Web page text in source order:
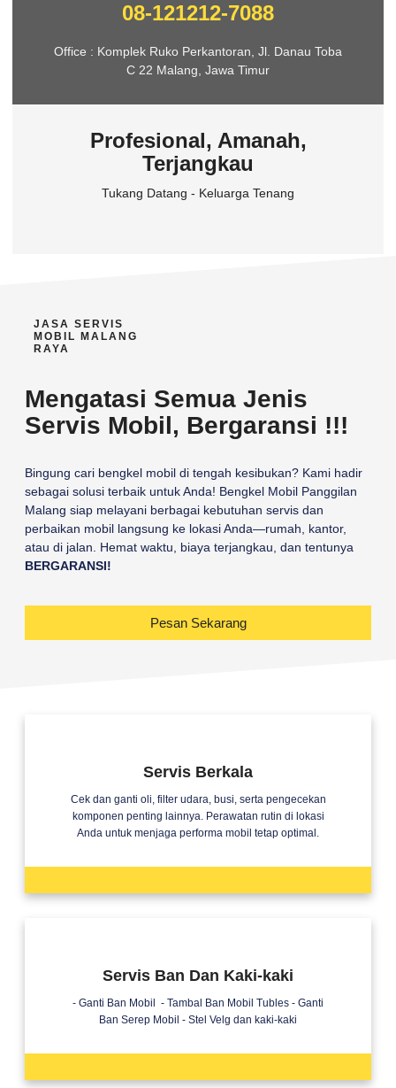
08-121212-7088
Office : Komplek Ruko Perkantoran, Jl. Danau Toba
C 22 Malang, Jawa Timur
Profesional, Amanah,
Terjangkau
Tukang Datang - Keluarga Tenang
JASA SERVIS
MOBIL MALANG
RAYA
Mengatasi Semua Jenis
Servis Mobil, Bergaransi !!!
Bingung cari bengkel mobil di tengah kesibukan? Kami hadir
sebagai solusi terbaik untuk Anda! Bengkel Mobil Panggilan
Malang siap melayani berbagai kebutuhan servis dan
perbaikan mobil langsung ke lokasi Anda—rumah, kantor,
atau di jalan. Hemat waktu, biaya terjangkau, dan tentunya
BERGARANSI!
Pesan Sekarang
Servis Berkala
Cek dan ganti oli, filter udara, busi, serta pengecekan
komponen penting lainnya. Perawatan rutin di lokasi
Anda untuk menjaga performa mobil tetap optimal.
Servis Ban Dan Kaki-kaki
- Ganti Ban Mobil - Tambal Ban Mobil Tubles - Ganti
Ban Serep Mobil - Stel Velg dan kaki-kaki